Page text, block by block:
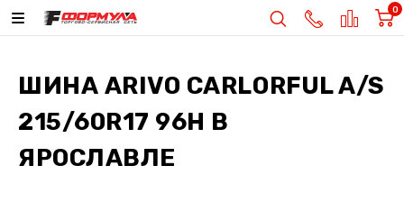
0
ШИНА ARIVO CARLORFUL A/S
215/60R17 96H В
ЯРОСЛАВЛЕ